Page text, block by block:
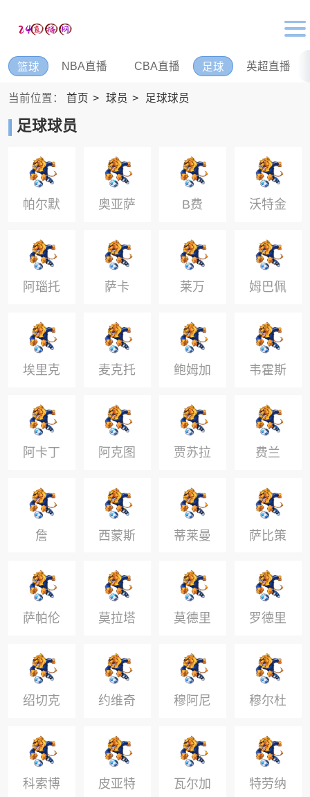
篮球 NBA直播 CBA直播 足球 英超直播
当前位置： 首页 球员 足球球员
足球球员
帕尔默 奥亚萨
瓦尔
B费 沃特金
斯
阿瑙托
维奇
萨卡 莱万 姆巴佩
埃里克
森
麦克托
米奈
鲍姆加
特纳
韦霍斯
特
阿卡丁 阿克图
尔科格
鲁
贾苏拉 费兰
詹 西蒙斯 蒂莱曼
斯
萨比策
萨帕伦
科
莫拉塔 莫德里
奇
罗德里
绍切克 约维奇 穆阿尼 穆尔杜
科索博 皮亚特 瓦尔加 特劳纳